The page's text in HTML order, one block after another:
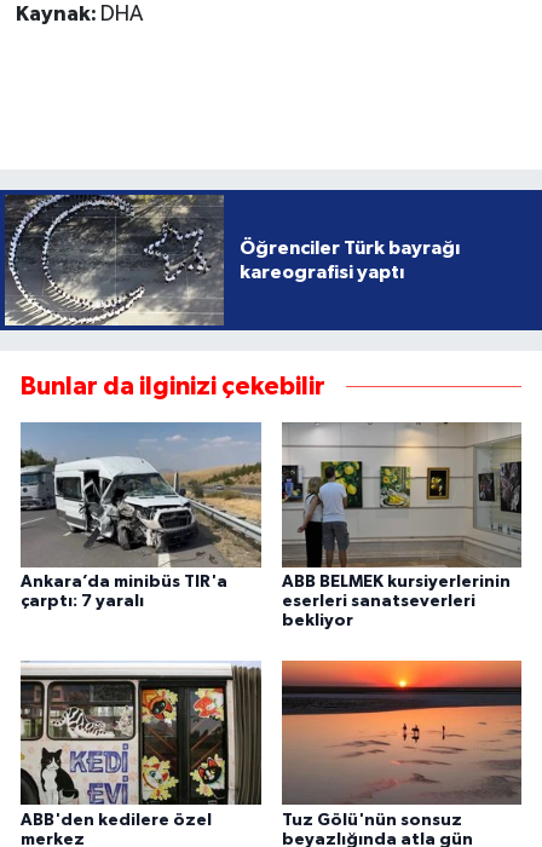
Kaynak: DHA
Öğrenciler Türk bayrağı
kareografisi yaptı
Bunlar da ilginizi çekebilir
Ankara’da minibüs TIR'a
çarptı: 7 yaralı
ABB BELMEK kursiyerlerinin
eserleri sanatseverleri
bekliyor
ABB'den kedilere özel
merkez
Tuz Gölü'nün sonsuz
beyazlığında atla gün